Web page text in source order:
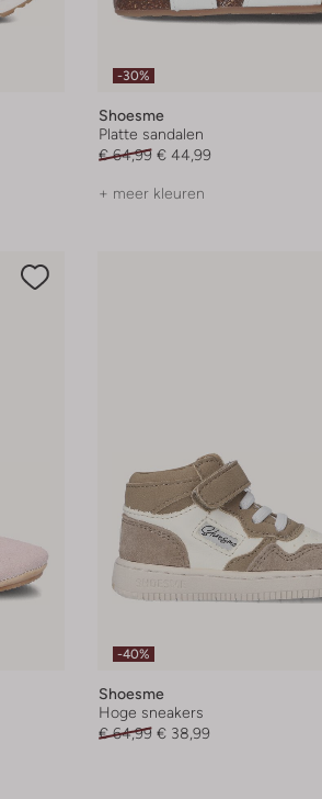
-30%
Shoesme
Platte sandalen
€ 64,99 € 44,99
+ meer kleuren
-40%
Shoesme
Hoge sneakers
€ 64,99 € 38,99